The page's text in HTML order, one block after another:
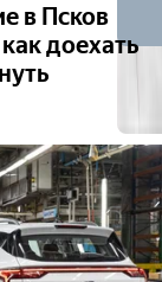
в Псков
доехать